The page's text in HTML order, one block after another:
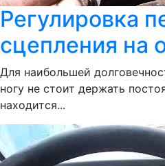
Регулировка
сцепления на
Для наибольшей
ногу не стоит держать
находится...